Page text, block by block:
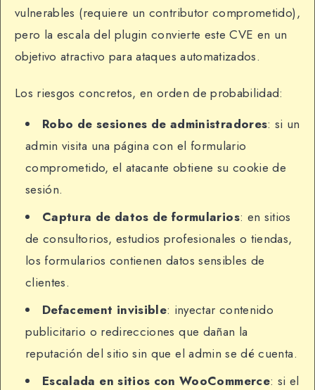
vulnerables (requiere un contributor comprometido),
pero la escala del plugin convierte este CVE en un
objetivo atractivo para ataques automatizados.
Los riesgos concretos, en orden de probabilidad:
Robo de sesiones de administradores: si un
admin visita una página con el formulario
comprometido, el atacante obtiene su cookie de
sesión.
Captura de datos de formularios: en sitios
de consultorios, estudios profesionales o tiendas,
los formularios contienen datos sensibles de
clientes.
Defacement invisible: inyectar contenido
publicitario o redirecciones que dañan la
reputación del sitio sin que el admin se dé cuenta.
Escalada en sitios con WooCommerce: si el